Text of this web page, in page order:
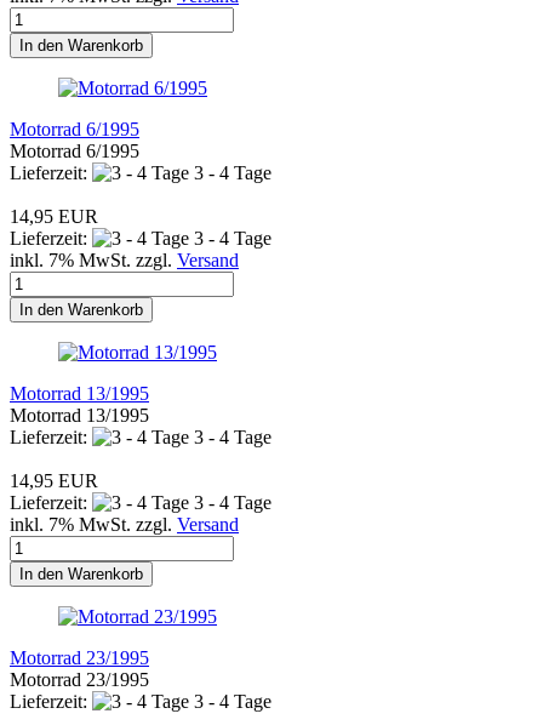
In den Warenkorb
Motorrad 6/1995
Motorrad 6/1995
Lieferzeit:
3 - 4 Tage
14,95 EUR
Lieferzeit:
3 - 4 Tage
inkl. 7% MwSt. zzgl. Versand
In den Warenkorb
Motorrad 13/1995
Motorrad 13/1995
Lieferzeit:
3 - 4 Tage
14,95 EUR
Lieferzeit:
3 - 4 Tage
inkl. 7% MwSt. zzgl. Versand
In den Warenkorb
Motorrad 23/1995
Motorrad 23/1995
Lieferzeit:
3 - 4 Tage